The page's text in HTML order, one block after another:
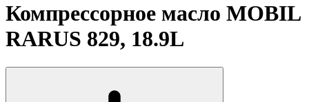
Компрессорное масло MOBIL
RARUS 829, 18.9L